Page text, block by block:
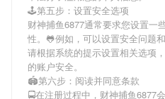
🕹第五步：设置安全选项
财神捕鱼6877通常要求您设置一
性。🐸例如，可以设置安全问题
请根据系统的提示设置相关选项
的账户安全。
🏟第六步：阅读并同意条款
🚍在注册过程中， 财神捕鱼6877